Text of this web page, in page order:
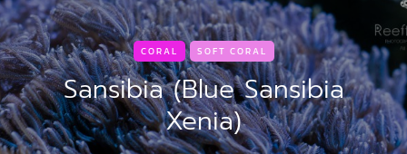
CORAL SOFT CORAL
Sansibia (Blue Sansibia
Xenia)